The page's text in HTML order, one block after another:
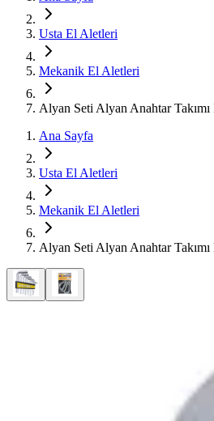
Usta El Aletleri
Mekanik El Aletleri
Alyan Seti Alyan Anahtar
Ana Sayfa
Usta El Aletleri
Mekanik El Aletleri
Alyan Seti Alyan Anahtar